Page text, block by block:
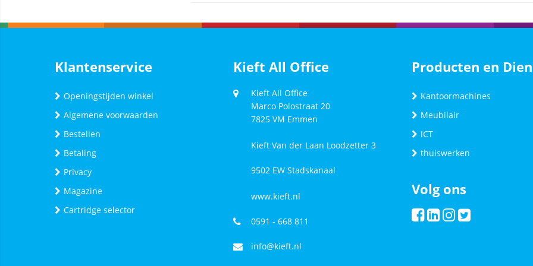
Klantenservice
Openingstijden winkel
Algemene voorwaarden
Bestellen
Betaling
Privacy
Magazine
Cartridge selector
Kieft All Office
Kieft All Office
Marco Polostraat 20
7825 VM Emmen
Kieft Van der Laan Loodzetter 3
9502 EW Stadskanaal
www.kieft.nl
0591 - 668 811
info@kieft.nl
Producten en
Kantoormachines
Meubilair
ICT
thuiswerken
Volg ons